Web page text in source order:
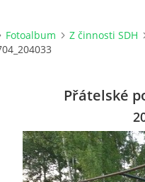
Fotoalbum Z činnosti SDH
Přátelské